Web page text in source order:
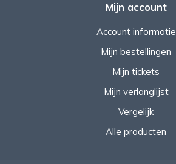
Mijn account
Account informatie
Mijn bestellingen
Mijn tickets
Mijn verlanglijst
Vergelijk
Alle producten